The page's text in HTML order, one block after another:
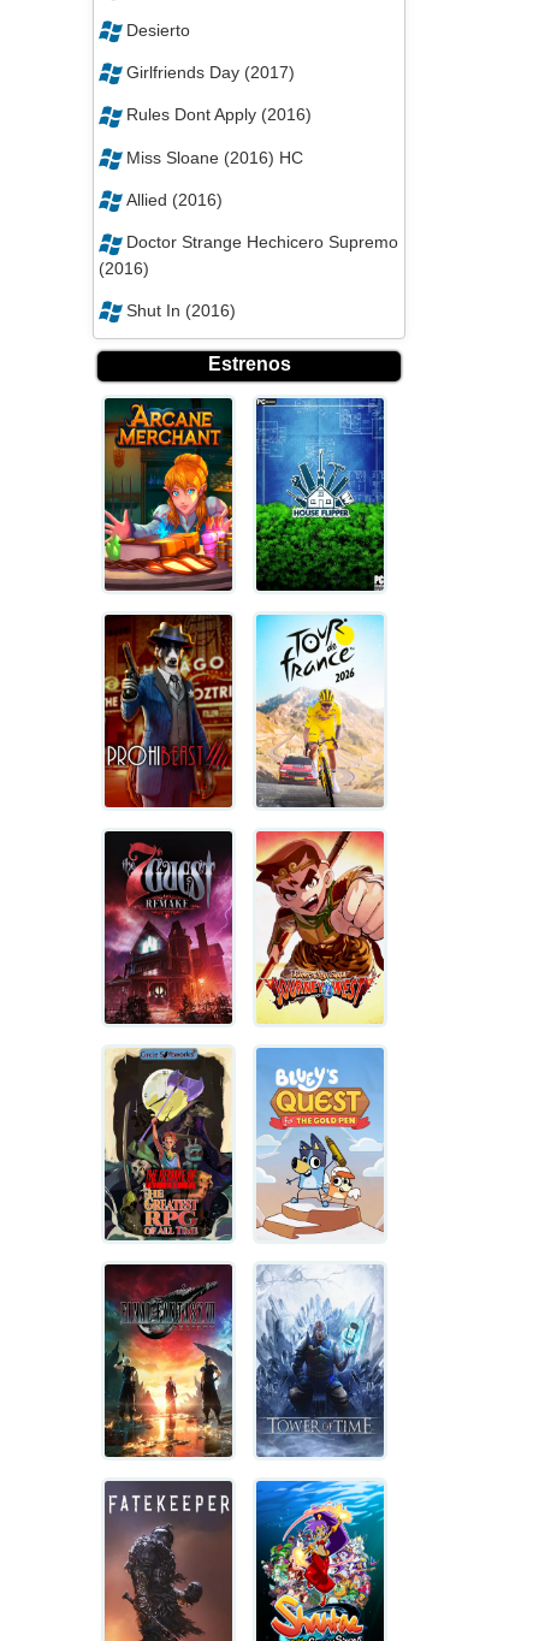
Desierto
Girlfriends Day (2017)
Rules Dont Apply (2016)
Miss Sloane (2016) HC
Allied (2016)
Doctor Strange Hechicero Supremo
(2016)
Shut In (2016)
Estrenos